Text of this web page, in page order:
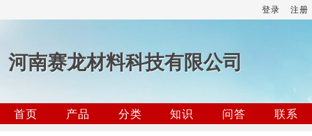
登录 注册
河南赛龙材料科技有限公司
首页 产品 分类 知识 问答
联系